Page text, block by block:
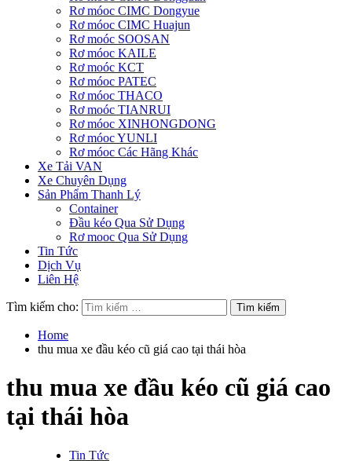
Rơ móoc CIMC Dongyue
Rơ móoc CIMC Huajun
Rơ moóc SOOSAN
Rơ móoc KAILE
Rơ moóc KCT
Rơ móoc PATEC
Rơ móoc THACO
Rơ moóc TIANRUI
Rơ móoc XINHONGDONG
Rơ móoc YUNLI
Rơ móoc Các Hãng Khác
Xe Tải VAN
Xe Chuyên Dụng
Sản Phẩm Thanh Lý
Container
Đầu kéo Qua Sử Dụng
Rơ mooc Qua Sử Dụng
Tin Tức
Dịch Vụ
Liên Hệ
Tìm kiếm cho:
Home
thu mua xe đầu kéo cũ giá cao tại thái hòa
thu mua xe đầu kéo cũ giá cao
tại thái hòa
Tin Tức